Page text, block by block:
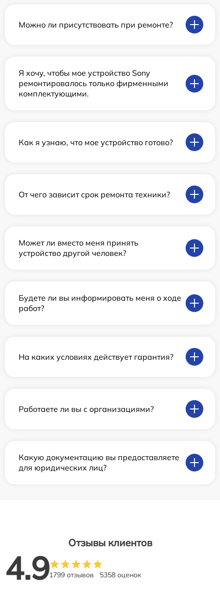
Можно ли присутствовать при ремонте?
Я хочу, чтобы мое устройство Sony
ремонтировалось только фирменными
комплектующими.
Как я узнаю, что мое устройство готово?
От чего зависит срок ремонта техники?
Может ли вместо меня принять
устройство другой человек?
Будете ли вы информировать меня о ходе
работ?
На каких условиях действует гарантия?
Работаете ли вы с организациями?
Какую документацию вы предоставляете
для юридических лиц?
Отзывы клиентов
4.91799 отзывов 5358 оценок